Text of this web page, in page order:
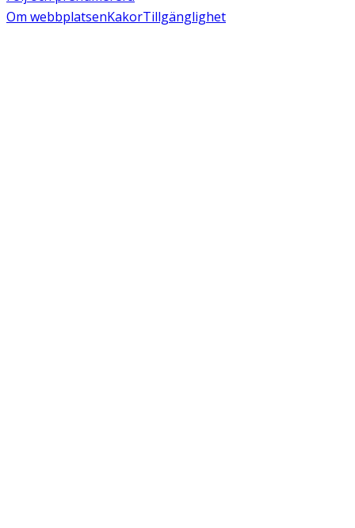
Om webbplatsenKakorTillgänglighet